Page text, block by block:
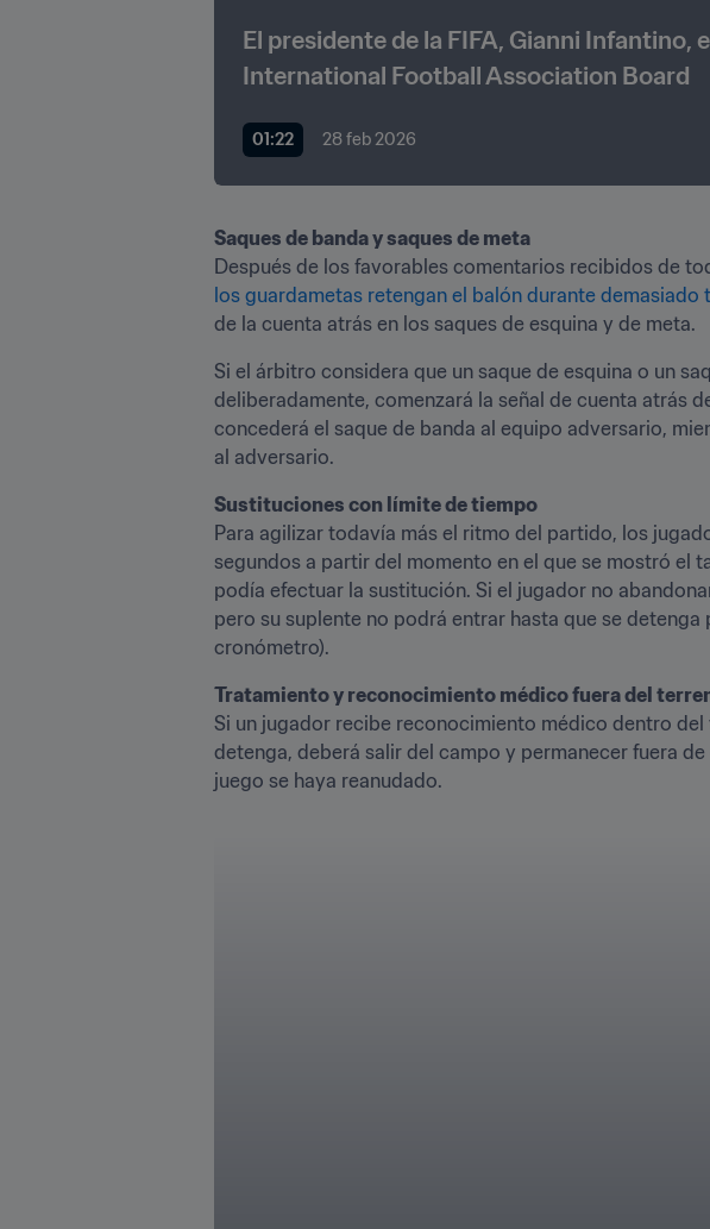
El presidente de la FIFA, Gianni Infantino,
01:22 28 feb 2026
Saques de banda y saques de meta
Después de los favorables comentarios recibidos de
los guardametas retengan el balón durante demasiado
de la cuenta atrás en los saques de esquina y de meta.
Si el árbitro considera que un saque de esquina o un
deliberadamente, comenzará la señal de cuenta atrás
concederá el saque de banda al equipo adversario,
al adversario.
Para agilizar todavía más el ritmo del partido, los
segundos a partir del momento en el que se mostró el
podía efectuar la sustitución. Si el jugador no
pero su suplente no podrá entrar hasta que se
cronómetro).
Tratamiento y reconocimiento médico fuera del
Si un jugador recibe reconocimiento médico dentro
detenga, deberá salir del campo y permanecer fuera
juego se haya reanudado.